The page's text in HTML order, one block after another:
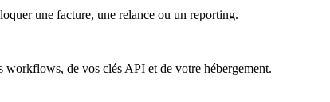
une facture, une relance ou un reporting.
workflows, de vos clés API et de votre hébergement.